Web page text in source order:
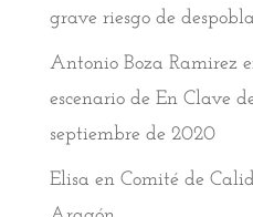
grave riesgo de
Antonio Boza Ramirez
escenario de En Clave
septiembre de 2020
Elisa en Comité de